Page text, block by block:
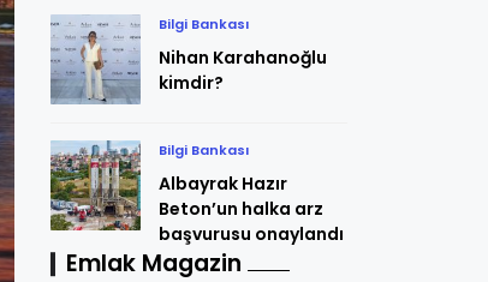
Bilgi Bankası
Nihan Karahanoğlu
kimdir?
Bilgi Bankası
Albayrak Hazır
Beton’un halka arz
başvurusu onaylandı
Emlak Magazin